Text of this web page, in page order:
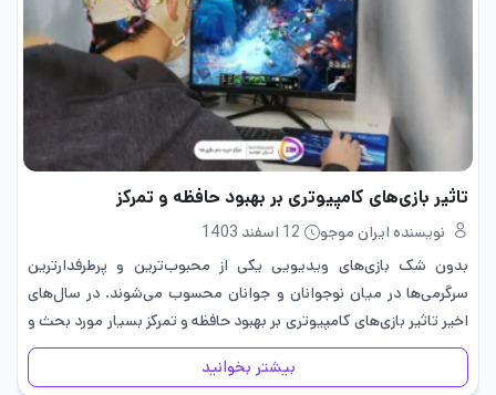
تاثیر بازی‌های کامپیوتری بر بهبود حافظه و تمرکز
نویسنده ایران موجو
12 اسفند 1403
بدون شک بازی‌های ویدیویی یکی از محبوب‌ترین و پرطرفدارترین
سرگرمی‌ها در میان نوجوانان و جوانان محسوب می‌شوند. در سال‌های
اخیر تاثیر بازی‌های کامپیوتری بر بهبود حافظه و تمرکز بسیار مورد بحث و
بررسی قرار گرفته است و فواید و مضرات…
بیشتر بخوانید